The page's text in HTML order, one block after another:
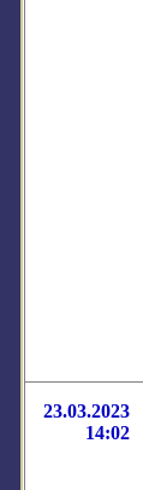
23.03.2023
14:02